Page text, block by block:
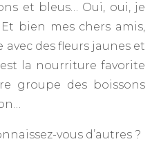
et bleus… Oui, oui, je
bien mes chers amis,
des fleurs jaunes et
la nourriture favorite
groupe des boissons
vous d’autres ?